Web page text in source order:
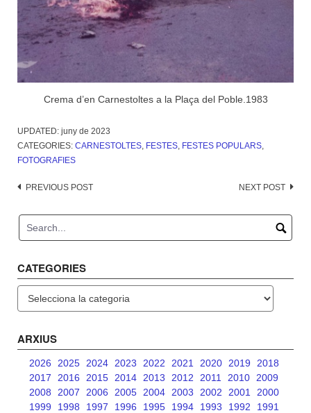
Crema d’en Carnestoltes a la Plaça del Poble.1983
UPDATED: juny de 2023
CATEGORIES: CARNESTOLTES, FESTES, FESTES POPULARS,
FOTOGRAFIES
Post
PREVIOUS POST NEXT POST
CATEGORIES
ARXIUS
2026 2025 2024 2023 2022 2021 2020 2019
2018
2017
2016 2015 2014 2013 2012 2011 2010
2009
2008
2007 2006 2005 2004 2003 2002 2001
2000
1999
1998 1997 1996 1995 1994 1993 1992
1991